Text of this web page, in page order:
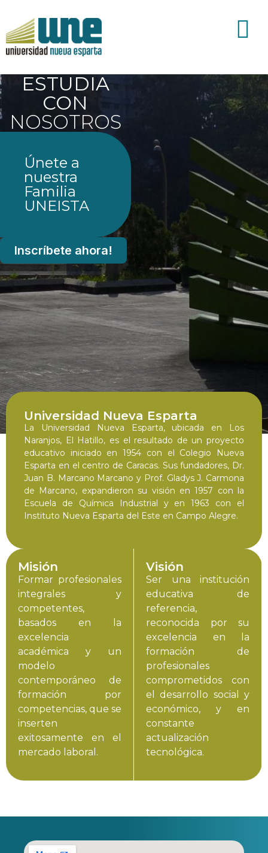
ESTUDIA
CON
NOSOTROS
Únete a
nuestra
Familia
UNEISTA
Inscríbete ahora!
Universidad Nueva Esparta
La Universidad Nueva Esparta, ubicada en Los
Naranjos, El Hatillo, es el resultado de un proyecto
educativo iniciado en 1954 con el Colegio Nueva
Esparta en el centro de Caracas. Sus fundadores, Dr.
Juan B. Marcano Marcano y Prof. Gladys J. Carmona
de Marcano, expandieron su visión en 1957 con la
Escuela de Química Industrial y en 1963 con el
Instituto Nueva Esparta del Este en Campo Alegre.
Misión
Formar profesionales
integrales y
competentes,
basados en la
excelencia
académica y un
modelo
contemporáneo de
formación por
competencias, que se
inserten
exitosamente en el
mercado laboral.
Visión
Ser una institución
educativa de
referencia,
reconocida por su
excelencia en la
formación de
profesionales
comprometidos con
el desarrollo social y
económico, y en
constante
actualización
tecnológica.